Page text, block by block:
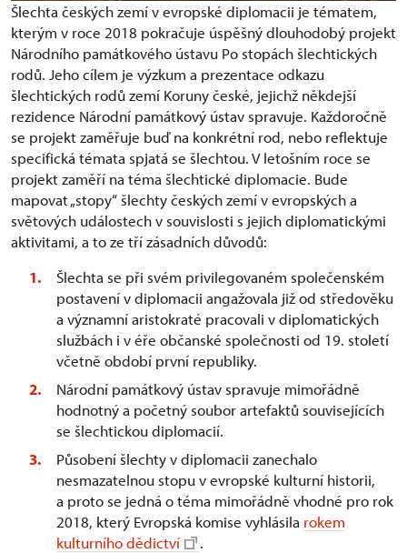
Šlechta českých zemí v evropské diplomacii je tématem,
kterým v roce 2018 pokračuje úspěšný dlouhodobý projekt
Národního památkového ústavu Po stopách šlechtických
rodů. Jeho cílem je výzkum a prezentace odkazu
šlechtických rodů zemí Koruny české, jejichž někdejší
rezidence Národní památkový ústav spravuje. Každoročně
se projekt zaměřuje buď na konkrétní rod, nebo reflektuje
specifická témata spjatá se šlechtou. V letošním roce se
projekt zaměří na téma šlechtické diplomacie. Bude
mapovat „stopy“ šlechty českých zemí v evropských a
světových událostech v souvislosti s jejich diplomatickými
aktivitami, a to ze tří zásadních důvodů:
Šlechta se při svém privilegovaném společenském
postavení v diplomacii angažovala již od středověku
a významní aristokraté pracovali v diplomatických
službách i v éře občanské společnosti od 19. století
včetně období první republiky.
Národní památkový ústav spravuje mimořádně
hodnotný a početný soubor artefaktů souvisejících
se šlechtickou diplomacií.
Působení šlechty v diplomacii zanechalo
nesmazatelnou stopu v evropské kulturní historii,
a proto se jedná o téma mimořádně vhodné pro rok
2018, který Evropská komise vyhlásila rokem
kulturního dědictví
.